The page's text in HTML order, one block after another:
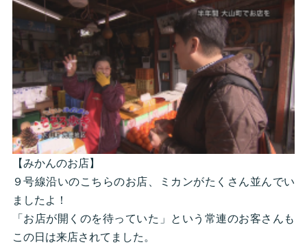
【みかんのお店】
９号線沿いのこちらのお店、ミカンがたくさん並んでい
ましたよ！
「お店が開くのを待っていた」という常連のお客さんも
この日は来店されてました。